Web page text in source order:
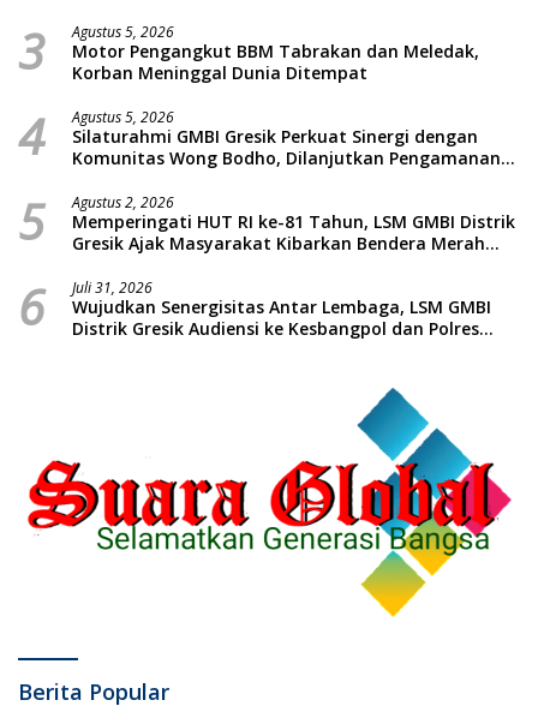
3 Agustus 5, 2026
Motor Pengangkut BBM Tabrakan dan Meledak,
Korban Meninggal Dunia Ditempat
4 Agustus 5, 2026
Silaturahmi GMBI Gresik Perkuat Sinergi dengan
Komunitas Wong Bodho, Dilanjutkan Pengamanan
Massal dan Santunan Anak Yatim
5 Agustus 2, 2026
Memperingati HUT RI ke-81 Tahun, LSM GMBI Distrik
Gresik Ajak Masyarakat Kibarkan Bendera Merah
6 Juli 31, 2026
Wujudkan Senergisitas Antar Lembaga, LSM GMBI
Distrik Gresik Audiensi ke Kesbangpol dan Polres
Berita Popular